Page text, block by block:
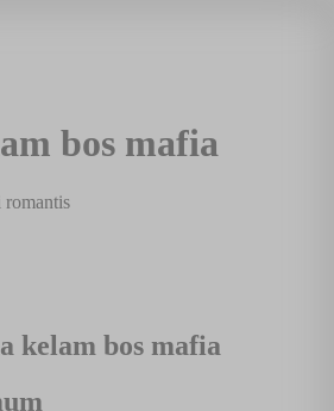
bos mafia
romantis
kelam bos mafia